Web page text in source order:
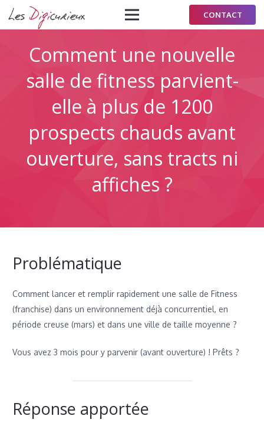
CONTACT
Comment une nouvelle
salle de fitness parvient-
elle à plus de 1200
prospects chauds avant
ouverture, sans tracts ni
affiches ?
Problématique
Comment lancer et remplir rapidement une salle de Fitness
(franchise) dans un environnement déjà concurrentiel, en
période creuse (mars) et dans une ville de taille moyenne ?
Vous avez 3 mois pour y parvenir (avant ouverture) ! Prêts ?
Réponse apportée